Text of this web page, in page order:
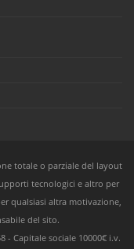
totale o parziale del layout
tecnologici e altro per
qualsiasi altra motivazione,
del sito.
- Capitale sociale 10000€ i.v.